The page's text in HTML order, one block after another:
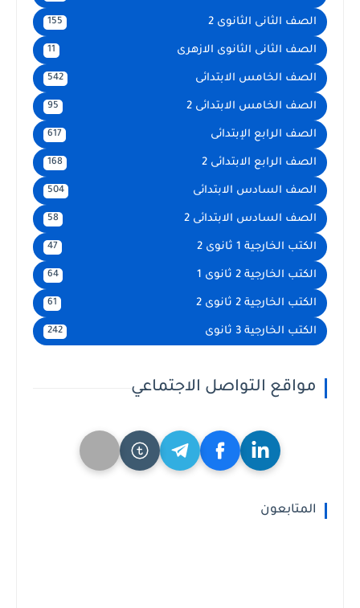
الصف الثانى الثانوى 2 155
الصف الثانى الثانوى الازهرى 11
الصف الخامس الابتدائى 542
الصف الخامس الابتدائى 2 95
الصف الرابع الإبتدائى 617
الصف الرابع الابتدائى 2 168
الصف السادس الابتدائى 504
الصف السادس الابتدائى 2 58
الكتب الخارجية 1 ثانوى 2 47
الكتب الخارجية 2 ثانوى 1 64
الكتب الخارجية 2 ثانوى 2 61
الكتب الخارجية 3 ثانوى 242
مواقع التواصل الاجتماعي
المتابعون